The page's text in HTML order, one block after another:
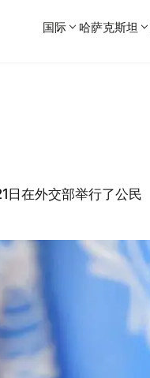
国际 哈萨克斯坦
日在外交部举行了公民